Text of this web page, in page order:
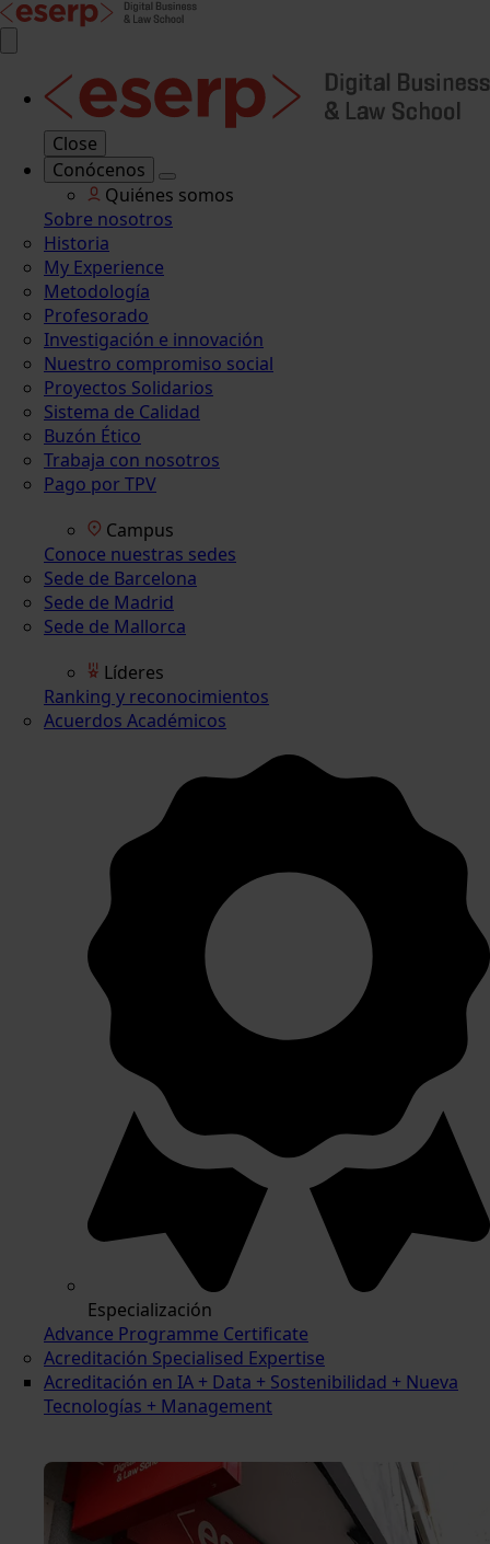
Close
Conócenos
Quiénes somos
Sobre nosotros
Historia
My Experience
Metodología
Profesorado
Investigación e innovación
Nuestro compromiso social
Proyectos Solidarios
Sistema de Calidad
Buzón Ético
Trabaja con nosotros
Pago por TPV
Campus
Conoce nuestras sedes
Sede de Barcelona
Sede de Madrid
Sede de Mallorca
Líderes
Ranking y reconocimientos
Acuerdos Académicos
Especialización
Advance Programme Certificate
Acreditación Specialised Expertise
Acreditación en IA + Data + Sostenibilidad + Nueva
Tecnologías + Management